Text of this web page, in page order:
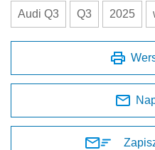
Audi Q3 Q3 2025